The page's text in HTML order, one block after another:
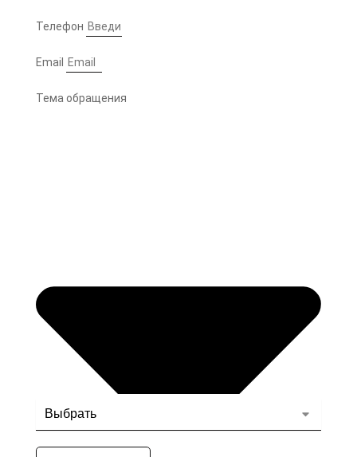
Телефон
Email
Тема обращения